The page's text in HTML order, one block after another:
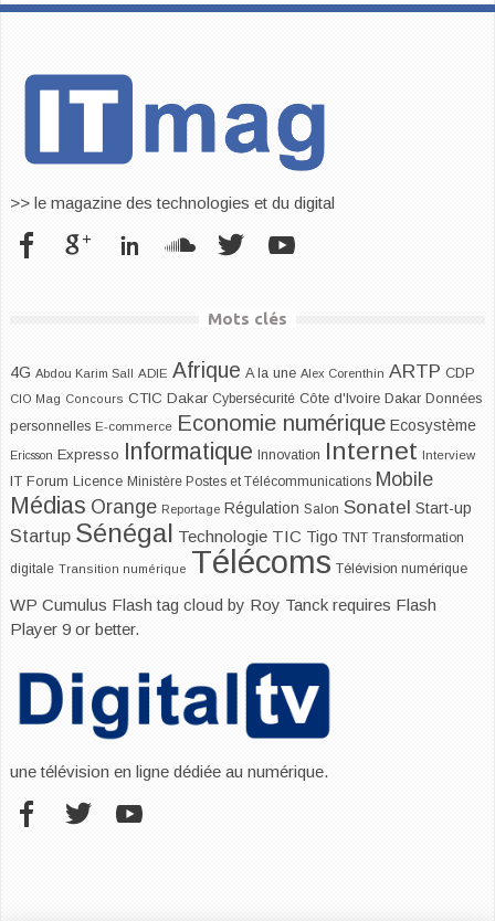
>> le magazine des technologies et du digital
Mots clés
4G Abdou Karim Sall ADIE Afrique A la une Alex Corenthin ARTP CDP
CIO Mag Concours CTIC Dakar Cybersécurité Côte d'Ivoire Dakar Données
personnelles E-commerce Economie numérique Ecosystème
Ericsson Expresso Informatique Innovation Internet Interview
IT Forum Licence Ministère Postes et Télécommunications Mobile
Médias Orange Reportage Régulation Salon Sonatel Start-up
Startup Sénégal Technologie TIC Tigo TNT Transformation
digitale Transition numérique Télécoms Télévision numérique
WP Cumulus Flash tag cloud by Roy Tanck requires Flash
Player 9 or better.
une télévision en ligne dédiée au numérique.